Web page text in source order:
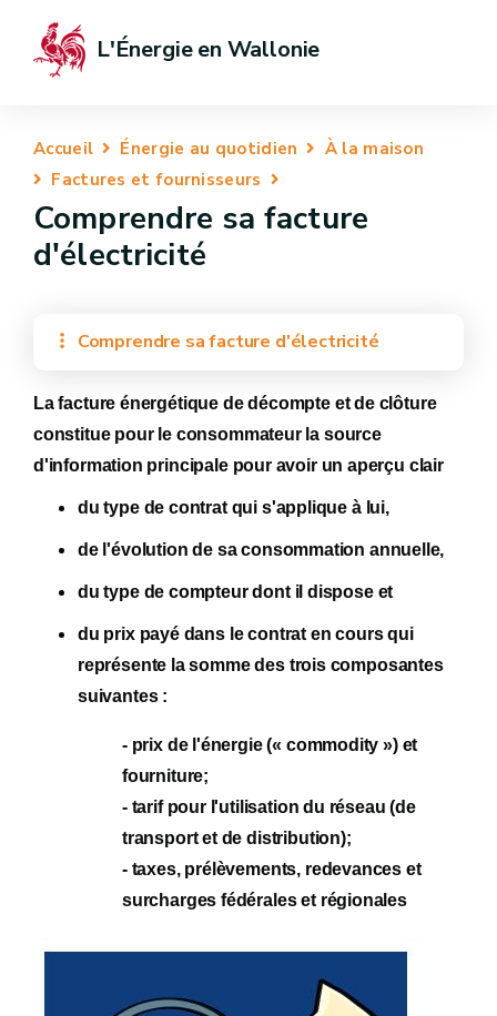
L'Énergie en Wallonie
Accueil Énergie au quotidien
À la maison
Factures et fournisseurs
Comprendre sa facture
d'électricité
Comprendre sa facture d'électricité
La facture énergétique de décompte et de clôture
constitue pour le consommateur la source
d'information principale pour avoir un aperçu clair
du type de contrat qui s'applique à lui,
de l'évolution de sa consommation annuelle,
du type de compteur dont il dispose et
du prix payé dans le contrat en cours qui
représente la somme des trois composantes
suivantes :
- prix de l'énergie (« commodity ») et
fourniture;
- tarif pour l'utilisation du réseau (de
transport et de distribution);
- taxes, prélèvements, redevances et
surcharges fédérales et régionales